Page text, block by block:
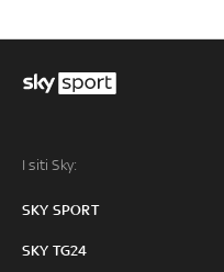
I siti Sky:
SKY SPORT
SKY TG24